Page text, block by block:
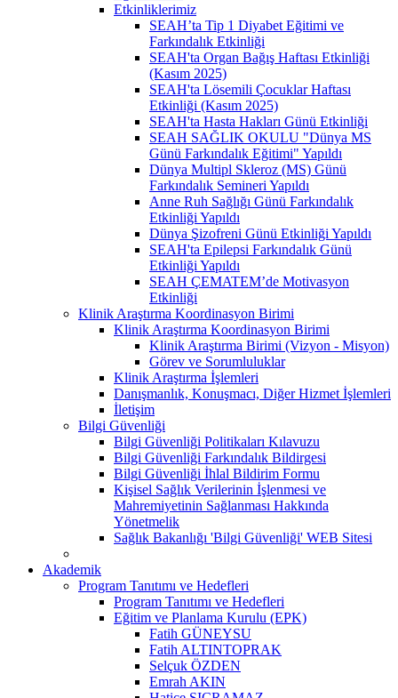
Etkinliklerimiz
SEAH’ta Tip 1 Diyabet Eğitimi ve
Farkındalık Etkinliği
SEAH'ta Organ Bağış Haftası Etkinliği
(Kasım 2025)
SEAH'ta Lösemili Çocuklar Haftası
Etkinliği (Kasım 2025)
SEAH'ta Hasta Hakları Günü Etkinliği
SEAH SAĞLIK OKULU "Dünya MS
Günü Farkındalık Eğitimi" Yapıldı
Dünya Multipl Skleroz (MS) Günü
Farkındalık Semineri Yapıldı
Anne Ruh Sağlığı Günü Farkındalık
Etkinliği Yapıldı
Dünya Şizofreni Günü Etkinliği Yapıldı
SEAH'ta Epilepsi Farkındalık Günü
Etkinliği Yapıldı
SEAH ÇEMATEM’de Motivasyon
Etkinliği
Klinik Araştırma Koordinasyon Birimi
Klinik Araştırma Koordinasyon Birimi
Klinik Araştırma Birimi (Vizyon - Misyon)
Görev ve Sorumluluklar
Klinik Araştırma İşlemleri
Danışmanlık, Konuşmacı, Diğer Hizmet İşlemleri
İletişim
Bilgi Güvenliği
Bilgi Güvenliği Politikaları Kılavuzu
Bilgi Güvenliği Farkındalık Bildirgesi
Bilgi Güvenliği İhlal Bildirim Formu
Kişisel Sağlık Verilerinin İşlenmesi ve
Mahremiyetinin Sağlanması Hakkında
Yönetmelik
Sağlık Bakanlığı 'Bilgi Güvenliği' WEB Sitesi
Akademik
Program Tanıtımı ve Hedefleri
Program Tanıtımı ve Hedefleri
Eğitim ve Planlama Kurulu (EPK)
Fatih GÜNEYSU
Fatih ALTINTOPRAK
Selçuk ÖZDEN
Emrah AKIN